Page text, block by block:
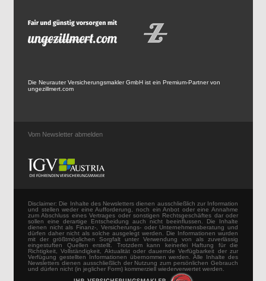
Die Neurauter Versicherungsmakler GmbH ist ein Premium-Partner von
ungezillmert.com
Vom Newsletter abmelden
Disclaimer: Die Inhalte des Newsletters dienen ausschließlich zur Information
und stellen weder eine Aufforderung, noch ein Anbot oder eine Annahme
zum Abschluss eines Vertrages oder sonstigen Rechtsgeschäftes dar oder
sollen eine derartige Entscheidung auch nicht beeinflussen. Die Inhalte
dienen nicht als Finanz-, Versicherungs- oder Unternehmensberatung und
dürfen daher nicht als solche ausgelegt werden. Die Informationen wurden
mit der größtmöglichen Sorgfalt unter Verwendung von als zuverlässig
eingestuften Quellen erstellt. Trotzdem kann keinerlei Haftung für die
Richtigkeit, Vollständigkeit, Aktualität oder dauernde Verfügbarkeit der zur
Verfügung gestellten Informationen übernommen werden. Alle Inhalte des
Newsletters dienen ausschließlich der Nutzung zum persönlichen Gebrauch
und dürfen nicht (in jeglicher Form) kommerziell wiederverwertet werden.